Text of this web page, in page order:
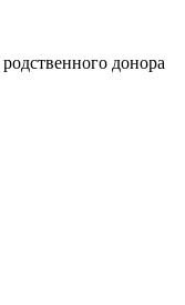
донора